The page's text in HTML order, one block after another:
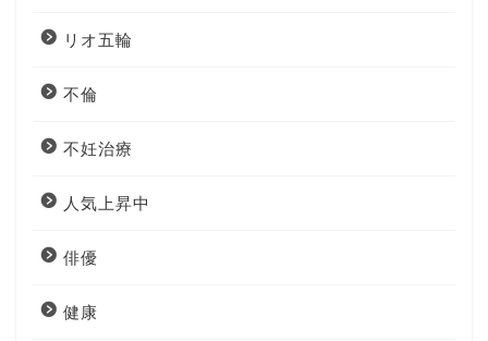
リオ五輪
不倫
不妊治療
人気上昇中
俳優
健康